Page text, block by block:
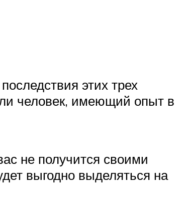
этих трех
человек, имеющий опыт в
не получится своими
выгодно выделяться на